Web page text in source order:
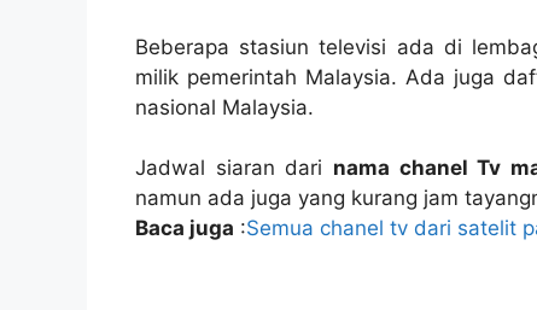
Beberapa stasiun televisi ada di
milik pemerintah Malaysia. Ada juga
nasional Malaysia.
Jadwal siaran dari nama chanel Tv
namun ada juga yang kurang jam
Baca juga :Semua chanel tv dari satelit